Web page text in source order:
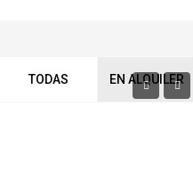
TODAS EN ALQUILER